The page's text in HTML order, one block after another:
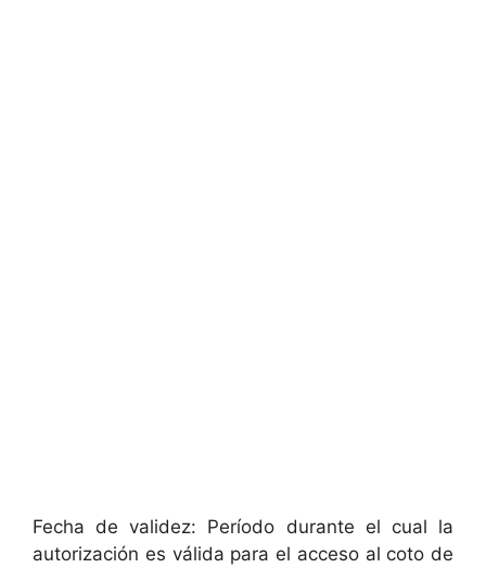
Fecha de validez: Período durante el cual la
autorización es válida para el acceso al coto de